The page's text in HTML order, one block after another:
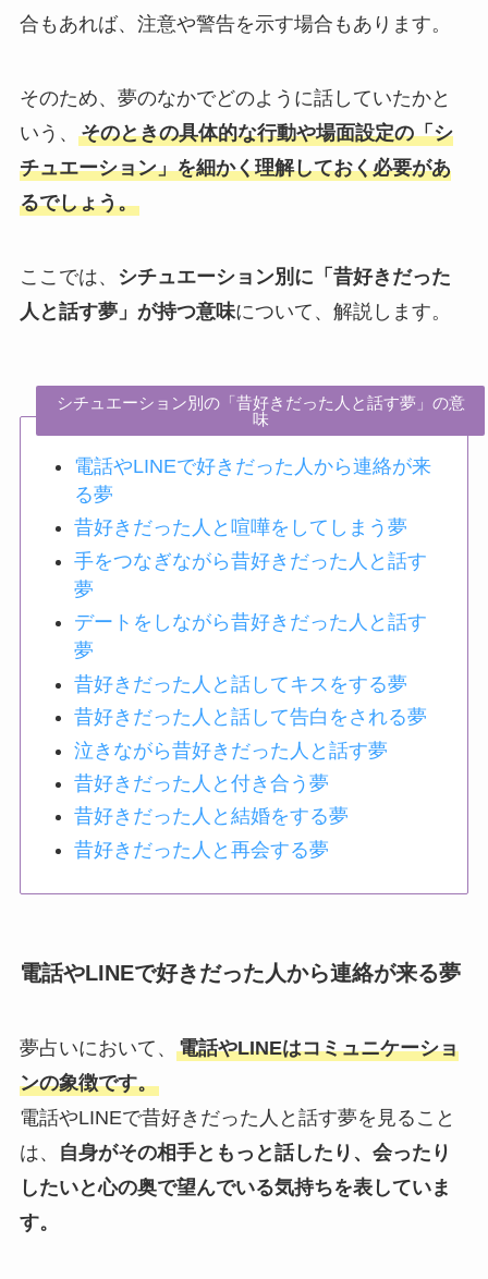
合もあれば、注意や警告を示す場合もあります。
そのため、夢のなかでどのように話していたかと
いう、 そのときの具体的な行動や場面設定の「シ
チュエーション」を細かく理解しておく必要があ
るでしょう。
ここでは、
シチュエーション別に「昔好きだった
人と話す夢」が持つ意味について、解説します。
シチュエーション別の「昔好きだった人と話す夢」の意
味
電話やLINEで好きだった人から連絡が来
る夢
昔好きだった人と喧嘩をしてしまう夢
手をつなぎながら昔好きだった人と話す
夢
デートをしながら昔好きだった人と話す
夢
昔好きだった人と話してキスをする夢
昔好きだった人と話して告白をされる夢
泣きながら昔好きだった人と話す夢
昔好きだった人と付き合う夢
昔好きだった人と結婚をする夢
昔好きだった人と再会する夢
電話やLINEで好きだった人から連絡が来る夢
夢占いにおいて、 電話やLINEはコミュニケーショ
ンの象徴です。
電話やLINEで昔好きだった人と話す夢を見ること
は、
自身がその相手ともっと話したり、会ったり
したいと心の奥で望んでいる気持ちを表していま
す。